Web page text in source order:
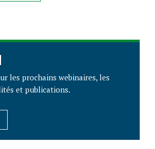
les prochains webinaires, les
et publications.